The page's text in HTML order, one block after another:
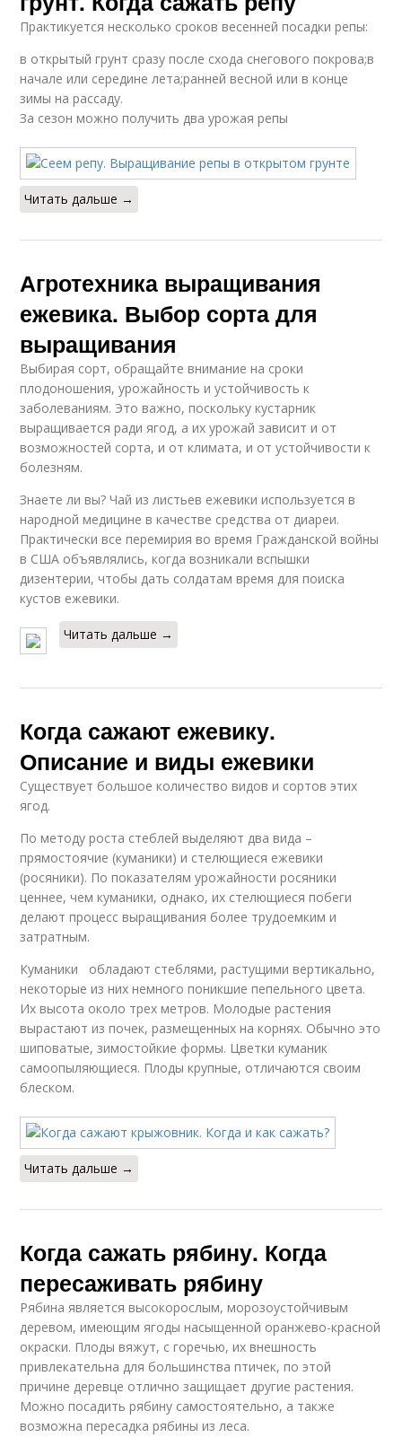
Практикуется несколько сроков весенней посадки репы:
в открытый грунт сразу после схода снегового покрова;в
начале или середине лета;ранней весной или в конце
зимы на рассаду.
За сезон можно получить два урожая репы
Читать дальше →
Агротехника выращивания
ежевика. Выбор сорта для
выращивания
Выбирая сорт, обращайте внимание на сроки
плодоношения, урожайность и устойчивость к
заболеваниям. Это важно, поскольку кустарник
выращивается ради ягод, а их урожай зависит и от
возможностей сорта, и от климата, и от устойчивости к
болезням.
Знаете ли вы? Чай из листьев ежевики используется в
народной медицине в качестве средства от диареи.
Практически все перемирия во время Гражданской войны
в США объявлялись, когда возникали вспышки
дизентерии, чтобы дать солдатам время для поиска
кустов ежевики.
Читать дальше →
Когда сажают ежевику.
Описание и виды ежевики
Существует большое количество видов и сортов этих
ягод.
По методу роста стеблей выделяют два вида –
прямостоячие (куманики) и стелющиеся ежевики
(росяники). По показателям урожайности росяники
ценнее, чем куманики, однако, их стелющиеся побеги
делают процесс выращивания более трудоемким и
затратным.
Куманики обладают стеблями, растущими вертикально,
некоторые из них немного поникшие пепельного цвета.
Их высота около трех метров. Молодые растения
вырастают из почек, размещенных на корнях. Обычно это
шиповатые, зимостойкие формы. Цветки куманик
самоопыляющиеся. Плоды крупные, отличаются своим
блеском.
Читать дальше →
Когда сажать рябину. Когда
пересаживать рябину
Рябина является высокорослым, морозоустойчивым
деревом, имеющим ягоды насыщенной оранжево-красной
окраски. Плоды вяжут, с горечью, их внешность
привлекательна для большинства птичек, по этой
причине деревце отлично защищает другие растения.
Можно посадить рябину самостоятельно, а также
возможна пересадка рябины из леса.